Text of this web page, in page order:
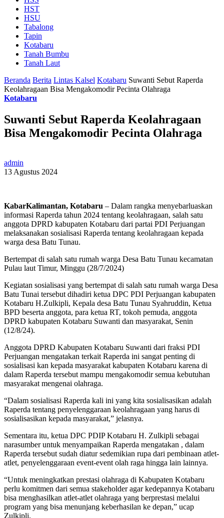
HST
HSU
Tabalong
Tapin
Kotabaru
Tanah Bumbu
Tanah Laut
Beranda Berita Lintas Kalsel Kotabaru Suwanti Sebut Raperda
Keolahragaan Bisa Mengakomodir Pecinta Olahraga
Kotabaru
Suwanti Sebut Raperda Keolahragaan
Bisa Mengakomodir Pecinta Olahraga
admin
13 Agustus 2024
KabarKalimantan, Kotabaru – Dalam rangka menyebarluaskan
informasi Raperda tahun 2024 tentang keolahragaan, salah satu
anggota DPRD kabupaten Kotabaru dari partai PDI Perjuangan
melaksanakan sosialisasi Raperda tentang keolahragaan kepada
warga desa Batu Tunau.
Bertempat di salah satu rumah warga Desa Batu Tunau kecamatan
Pulau laut Timur, Minggu (28/7/2024)
Kegiatan sosialisasi yang bertempat di salah satu rumah warga Desa
Batu Tunai tersebut dihadiri ketua DPC PDI Perjuangan kabupaten
Kotabaru H.Zulkipli, Kepala desa Batu Tunau Syahruddin, Ketua
BPD beserta anggota, para ketua RT, tokoh pemuda, anggota
DPRD kabupaten Kotabaru Suwanti dan masyarakat, Senin
(12/8/24).
Anggota DPRD Kabupaten Kotabaru Suwanti dari fraksi PDI
Perjuangan mengatakan terkait Raperda ini sangat penting di
sosialisasi kan kepada masyarakat kabupaten Kotabaru karena di
dalam Raperda tersebut mampu mengakomodir semua kebutuhan
masyarakat mengenai olahraga.
“Dalam sosialisasi Raperda kali ini yang kita sosialisasikan adalah
Raperda tentang penyelenggaraan keolahragaan yang harus di
sosialisasikan kepada masyarakat,” jelasnya.
Sementara itu, ketua DPC PDIP Kotabaru H. Zulkipli sebagai
narasumber untuk menyampaikan Raperda mengatakan , dalam
Raperda tersebut sudah diatur sedemikian rupa dari pembinaan atlet-
atlet, penyelenggaraan event-event olah raga hingga lain lainnya.
“Untuk meningkatkan prestasi olahraga di Kabupaten Kotabaru
perlu komitmen dari semua stakeholder agar kedepannya Kotabaru
bisa menghasilkan atlet-atlet olahraga yang berprestasi melalui
program yang bisa menunjang keberhasilan ke depan,” ucap
Zulkipli.